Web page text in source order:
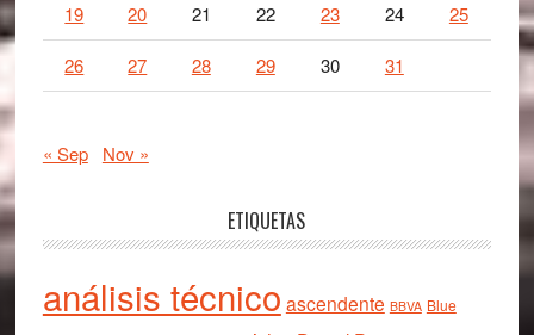
19 20 21 22 23 24 25
26 27 28 29 30 31
« Sep Nov »
ETIQUETAS
análisis técnico ascendente BBVA Blue